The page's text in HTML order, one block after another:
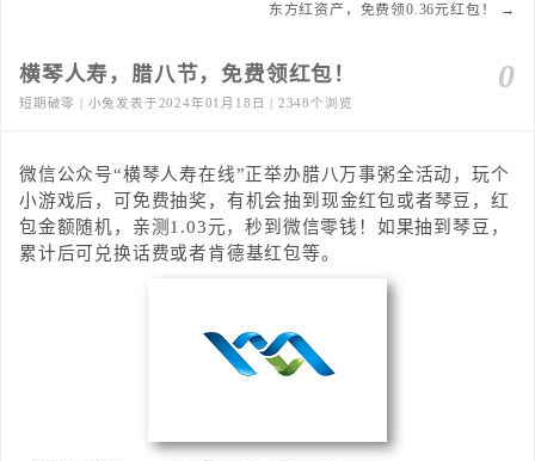
东方红资产，免费领0.36元红包！
→
0
横琴人寿，腊八节，免费领红包！
短期破零 | 小兔发表于2024年01月18日 | 2348个浏览
微信公众号“横琴人寿在线”正举办腊八万事粥全活动，玩个
小游戏后，可免费抽奖，有机会抽到现金红包或者琴豆，红
包金额随机，亲测1.03元，秒到微信零钱！如果抽到琴豆，
累计后可兑换话费或者肯德基红包等。